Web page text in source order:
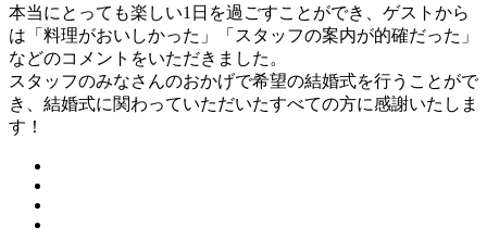
本当にとっても楽しい1日を過ごすことができ、ゲストから
は「料理がおいしかった」「スタッフの案内が的確だった」
などのコメントをいただきました。
スタッフのみなさんのおかげで希望の結婚式を行うことがで
き、結婚式に関わっていただいたすべての方に感謝いたしま
す！